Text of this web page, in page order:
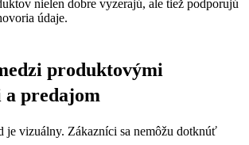
nielen dobre vyzerajú, ale tiež podporujú
údaje.
produktovými
predajom
je vizuálny. Zákazníci sa nemôžu dotknúť